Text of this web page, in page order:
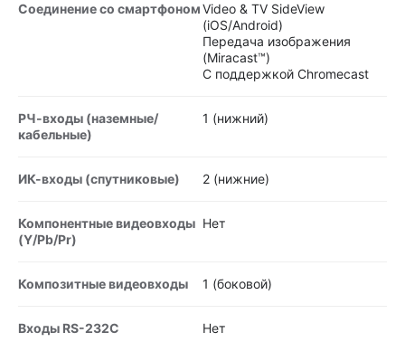
Соединение со смартфономVideo & TV SideView
(iOS/Android)
Передача изображения
(Miracast™)
С поддержкой Chromecast
РЧ-входы (наземные/
кабельные)
1 (нижний)
ИК-входы (спутниковые) 2 (нижние)
Компонентные видеовходы
(Y/Pb/Pr)
Нет
Композитные видеовходы 1 (боковой)
Входы RS-232C Нет